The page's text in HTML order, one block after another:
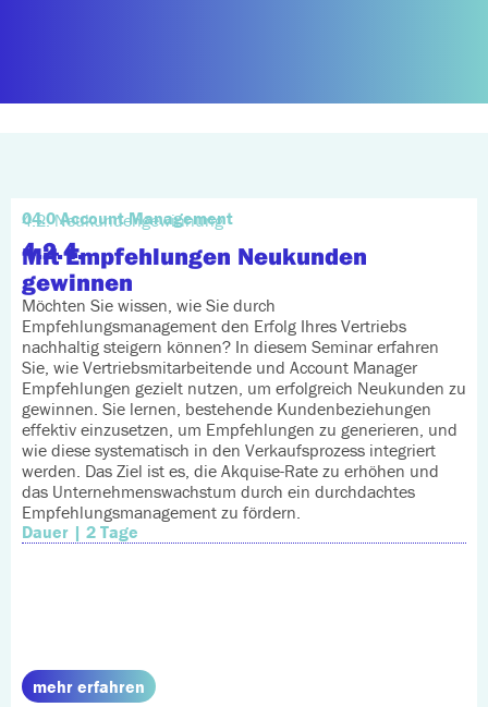
04.0 Account Management
4.2. Neukundengewinnung
4.2.4.
Mit Empfehlungen Neukunden
gewinnen
Möchten Sie wissen, wie Sie durch
Empfehlungsmanagement den Erfolg Ihres Vertriebs
nachhaltig steigern können? In diesem Seminar erfahren
Sie, wie Vertriebsmitarbeitende und Account Manager
Empfehlungen gezielt nutzen, um erfolgreich Neukunden zu
gewinnen. Sie lernen, bestehende Kundenbeziehungen
effektiv einzusetzen, um Empfehlungen zu generieren, und
wie diese systematisch in den Verkaufsprozess integriert
werden. Das Ziel ist es, die Akquise-Rate zu erhöhen und
das Unternehmenswachstum durch ein durchdachtes
Empfehlungsmanagement zu fördern.
Dauer | 2 Tage
mehr erfahren